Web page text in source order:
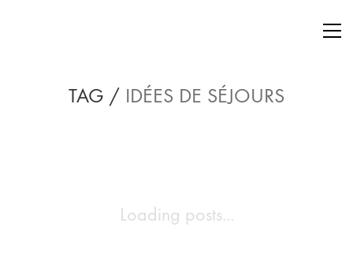
TAG / IDÉES DE SÉJOURS
Loading posts...